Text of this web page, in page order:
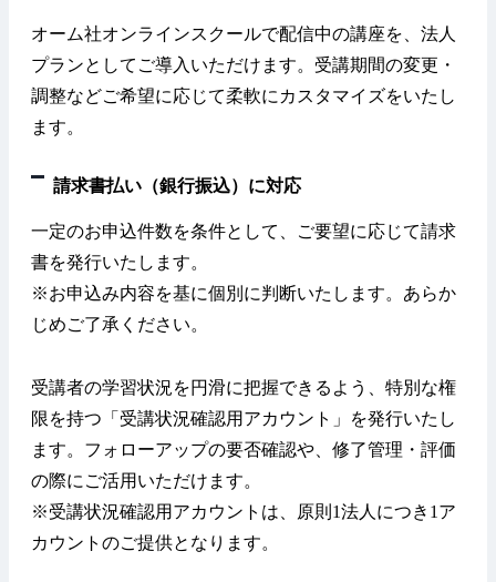
オーム社オンラインスクールで配信中の講座を、法人
プランとしてご導入いただけます。受講期間の変更・
調整などご希望に応じて柔軟にカスタマイズをいたし
ます。
請求書払い（銀行振込）に対応
一定のお申込件数を条件として、ご要望に応じて請求
書を発行いたします。
※お申込み内容を基に個別に判断いたします。あらか
じめご了承ください。
受講者の学習状況を円滑に把握できるよう、特別な権
限を持つ「受講状況確認用アカウント」を発行いたし
ます。フォローアップの要否確認や、修了管理・評価
の際にご活用いただけます。
※受講状況確認用アカウントは、原則1法人につき1ア
カウントのご提供となります。